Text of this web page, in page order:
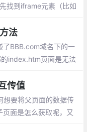
找到iframe元素（比如
法
BBB.com域名下的一
index.htm页面是无法
办呢？以上的这种实
传值
想要将父页面的数据传
面是怎么获取呢，又